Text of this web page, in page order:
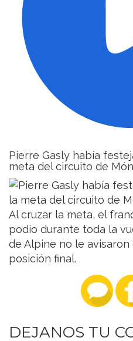
Pierre Gasly había
meta del circuito de
Al cruzar la meta, el
podio durante toda la
de Alpine no le
posición final.
DEJANOS TU